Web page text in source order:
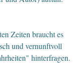
Zeiten braucht es
und vernunftvoll
hinterfragen.